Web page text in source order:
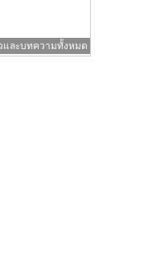
และบทความทั้งหมด